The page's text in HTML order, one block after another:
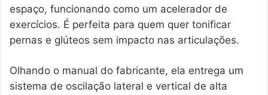
espaço, funcionando como um acelerador de
exercícios. É perfeita para quem quer tonificar
pernas e glúteos sem impacto nas articulações.
Olhando o manual do fabricante, ela entrega um
sistema de oscilação lateral e vertical de alta